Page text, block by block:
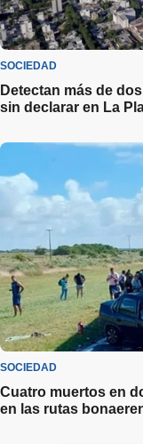
SOCIEDAD
Detectan más de
sin declarar en La
SOCIEDAD
Cuatro muertos en
en las rutas